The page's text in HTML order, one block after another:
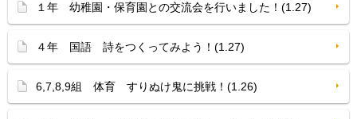
１年 幼稚園・保育園との交流会を行いました！(1.27)
４年 国語 詩をつくってみよう！(1.27)
6,7,8,9組 体育 すりぬけ鬼に挑戦！(1.26)